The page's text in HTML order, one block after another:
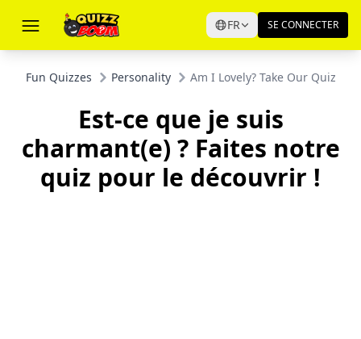
FR SE CONNECTER
Fun Quizzes Personality Am I Lovely? Take Our Quiz to
Est-ce que je suis
charmant(e) ? Faites notre
quiz pour le découvrir !